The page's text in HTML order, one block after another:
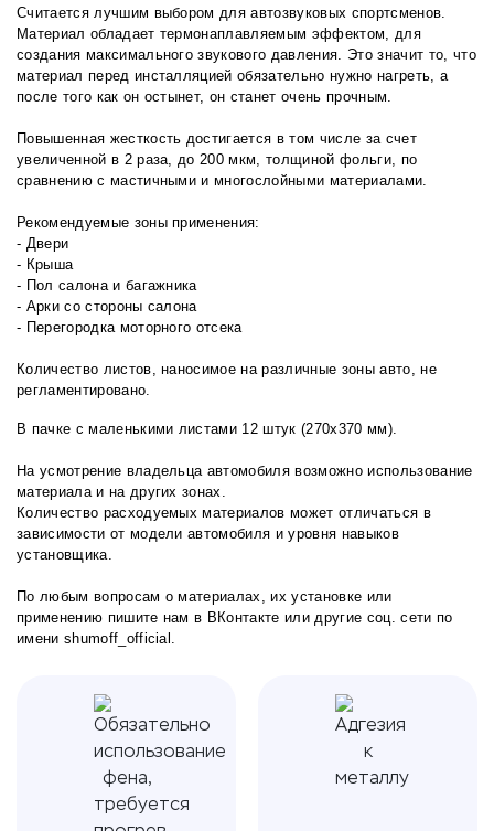
Считается лучшим выбором для автозвуковых спортсменов.
Материал обладает термонаплавляемым эффектом, для
создания максимального звукового давления. Это значит то, что
материал перед инсталляцией обязательно нужно нагреть, а
после того как он остынет, он станет очень прочным.
Повышенная жесткость достигается в том числе за счет
увеличенной в 2 раза, до 200 мкм, толщиной фольги, по
сравнению с мастичными и многослойными материалами.
Рекомендуемые зоны применения:
- Двери
- Крыша
- Пол салона и багажника
- Арки со стороны салона
- Перегородка моторного отсека
Количество листов, наносимое на различные зоны авто, не
регламентировано.
В пачке с маленькими листами 12 штук (270х370 мм).
На усмотрение владельца автомобиля возможно использование
материала и на других зонах.
Количество расходуемых материалов может отличаться в
зависимости от модели автомобиля и уровня навыков
установщика.
По любым вопросам о материалах, их установке или
применению пишите нам в ВКонтакте или другие соц. сети по
имени shumoff_official.